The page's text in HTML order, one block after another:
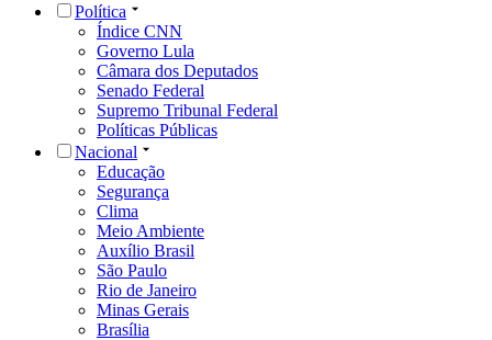
Política
Índice CNN
Governo Lula
Câmara dos Deputados
Senado Federal
Supremo Tribunal Federal
Políticas Públicas
Nacional
Educação
Segurança
Clima
Meio Ambiente
Auxílio Brasil
São Paulo
Rio de Janeiro
Minas Gerais
Brasília